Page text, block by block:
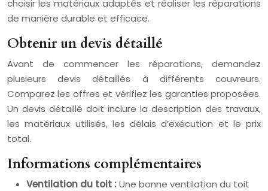
choisir les matériaux adaptés et réaliser les réparations
de manière durable et efficace.
Obtenir un devis détaillé
Avant de commencer les réparations, demandez
plusieurs devis détaillés à différents couvreurs.
Comparez les offres et vérifiez les garanties proposées.
Un devis détaillé doit inclure la description des travaux,
les matériaux utilisés, les délais d’exécution et le prix
total.
Informations complémentaires
Ventilation du toit :Une bonne ventilation du toit